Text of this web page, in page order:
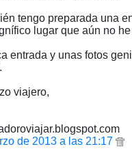
tengo preparada una
lugar que aún no
entrada y unas fotos
viajero,
de 2013 a las 21:17